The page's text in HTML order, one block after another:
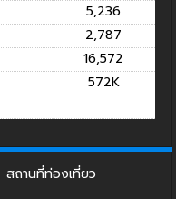
5,236
2,787
16,572
572K
สถานที่ท่องเที่ยว